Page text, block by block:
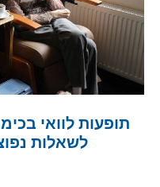
תופעות לוואי
לשאלות